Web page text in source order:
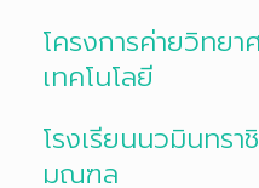
โครงการค่ายวิทย
เทคโนโลยี
โรงเรียนนวมินทร
มณฑล